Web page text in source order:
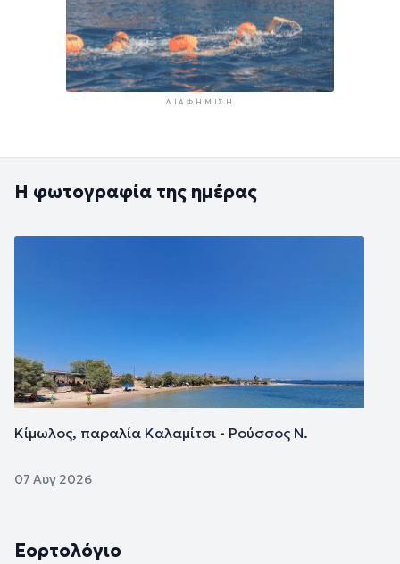
ΔΙΑΦΉΜΙΣΗ
Η φωτογραφία της ημέρας
Κίμωλος, παραλία Καλαμίτσι - Ρούσσος Ν.
07 Αυγ 2026
Εορτολόγιο